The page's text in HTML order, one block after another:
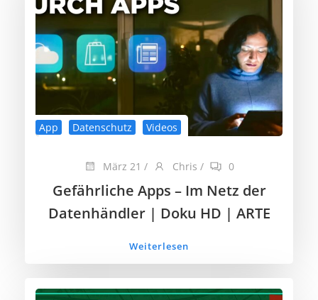
App Datenschutz Videos
März 21 / Chris / 0
Gefährliche Apps – Im Netz der
Datenhändler | Doku HD | ARTE
Weiterlesen